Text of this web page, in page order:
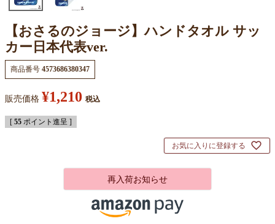
【おさるのジョージ】ハンドタオル サッ
カー日本代表ver.
商品番号 4573686380347
販売価格 ¥1,210 税込
[ 55 ポイント進呈 ]
お気に入りに登録する
再入荷お知らせ